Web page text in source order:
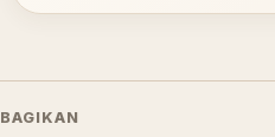
BAGIKAN